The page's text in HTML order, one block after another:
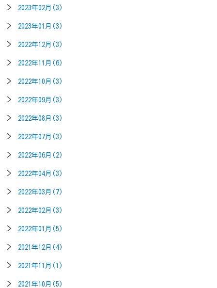
2023年02月(3)
2023年01月(3)
2022年12月(3)
2022年11月(6)
2022年10月(3)
2022年09月(3)
2022年08月(3)
2022年07月(3)
2022年06月(2)
2022年04月(3)
2022年03月(7)
2022年02月(3)
2022年01月(5)
2021年12月(4)
2021年11月(1)
2021年10月(5)